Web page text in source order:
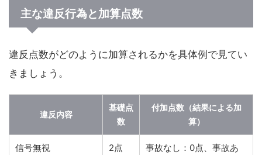
主な違反行為と加算点数
違反点数がどのように加算されるかを具体例で見てい
きましょう。
違反内容
基礎点
数
付加点数（結果による加
算）
信号無視 2点
事故なし：0点、事故あ